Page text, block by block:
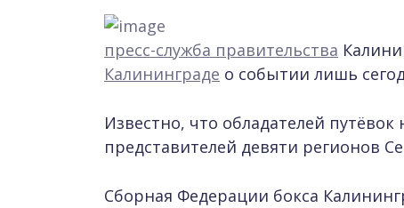
пресс-служба правительства
Калининграде о событии лишь
Известно, что обладателей
представителей девяти регионов
Сборная Федерации бокса